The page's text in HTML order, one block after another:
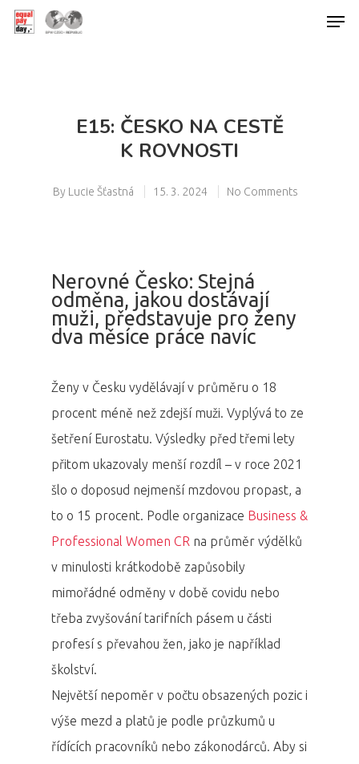
E15: ČESKO NA CESTĚ
K ROVNOSTI
By Lucie Šťastná 15. 3. 2024 No Comments
Nerovné Česko: Stejná
odměna, jakou dostávají
muži, představuje pro ženy
dva měsíce práce navíc
Ženy v Česku vydělávají v průměru o 18
procent méně než zdejší muži. Vyplývá to ze
šetření Eurostatu. Výsledky před třemi lety
přitom ukazovaly menší rozdíl – v roce 2021
šlo o doposud nejmenší mzdovou propast, a
to o 15 procent. Podle organizace Business &
Professional Women CR na průměr výdělků
v minulosti krátkodobě zapůsobily
mimořádné odměny v době covidu nebo
třeba zvyšování tarifních pásem u části
profesí s převahou žen, jako je například
školství.
Největší nepoměr v počtu obsazených pozic i
výše mezd a platů je podle průzkumů u
řídících pracovníků nebo zákonodárců. Aby si